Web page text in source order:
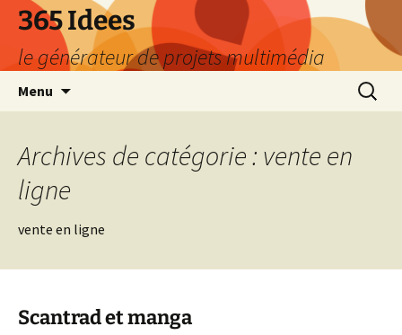
Aller
contenu
365 Idees
le générateur de projets multimédia
Menu
Archives de catégorie : vente en
ligne
vente en ligne
Scantrad et manga